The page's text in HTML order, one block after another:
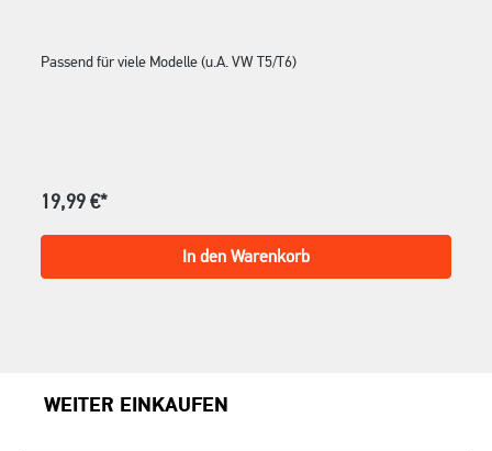
Passend für viele Modelle (u.A. VW T5/T6)
19,99 €*
In den Warenkorb
WEITER EINKAUFEN